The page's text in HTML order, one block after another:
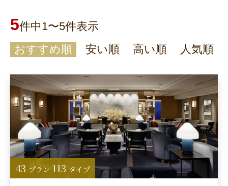
5件中1〜5件表示
おすすめ順
安い順 高い順 人気順
43 プラン 113 タイプ